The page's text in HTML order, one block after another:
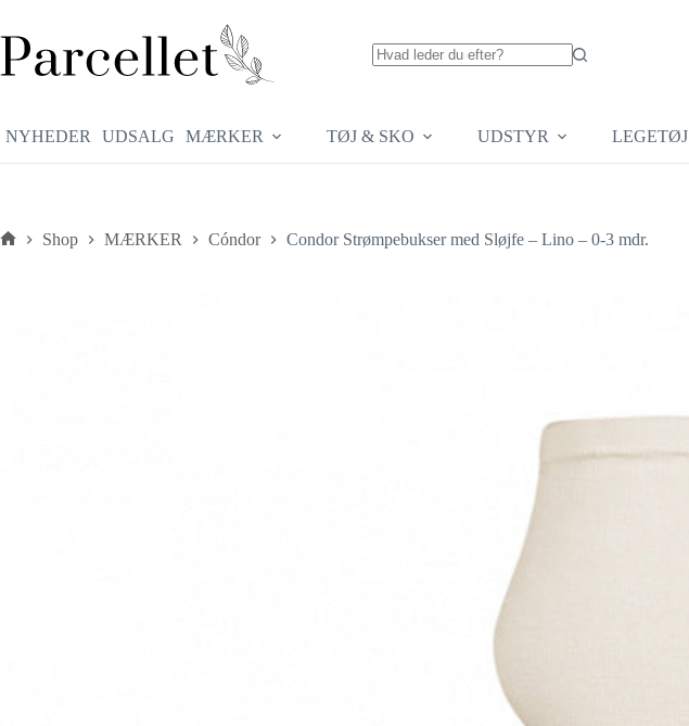
indhold
NYHEDER UDSALG MÆRKER TØJ & SKO UDSTYR LEGETØJ
Shop MÆRKER Cóndor Condor Strømpebukser med Sløjfe – Lino – 0-3 mdr.